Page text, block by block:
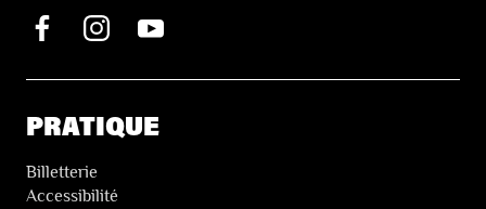
PRATIQUE
Billetterie
Accessibilité